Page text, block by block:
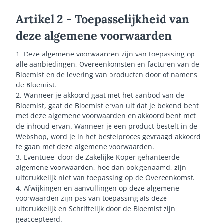
Artikel 2 - Toepasselijkheid van
deze algemene voorwaarden
1. Deze algemene voorwaarden zijn van toepassing op
alle aanbiedingen, Overeenkomsten en facturen van de
Bloemist en de levering van producten door of namens
de Bloemist.
2. Wanneer je akkoord gaat met het aanbod van de
Bloemist, gaat de Bloemist ervan uit dat je bekend bent
met deze algemene voorwaarden en akkoord bent met
de inhoud ervan. Wanneer je een product bestelt in de
Webshop, word je in het bestelproces gevraagd akkoord
te gaan met deze algemene voorwaarden.
3. Eventueel door de Zakelijke Koper gehanteerde
algemene voorwaarden, hoe dan ook genaamd, zijn
uitdrukkelijk niet van toepassing op de Overeenkomst.
4. Afwijkingen en aanvullingen op deze algemene
voorwaarden zijn pas van toepassing als deze
uitdrukkelijk en Schriftelijk door de Bloemist zijn
geaccepteerd.